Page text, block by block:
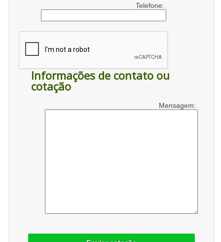
Telefone:
Informações de contato ou
cotação
Mensagem: